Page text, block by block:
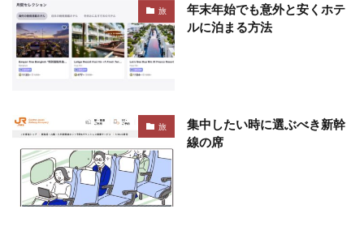
旅
年末年始でも意外と安くホテ
ルに泊まる方法
旅
集中したい時に選ぶべき新幹
線の席